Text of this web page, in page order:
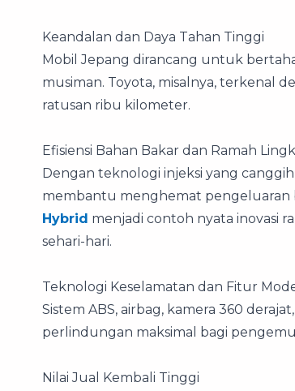
Keandalan dan Daya Tahan Tinggi
Mobil Jepang dirancang untuk
musiman. Toyota, misalnya, terkenal
ratusan ribu kilometer.
Efisiensi Bahan Bakar dan Ramah
Dengan teknologi injeksi yang
membantu menghemat pengeluaran
Hybrid menjadi contoh nyata inovasi
sehari-hari.
Teknologi Keselamatan dan Fitur
Sistem ABS, airbag, kamera 360
perlindungan maksimal bagi
Nilai Jual Kembali Tinggi